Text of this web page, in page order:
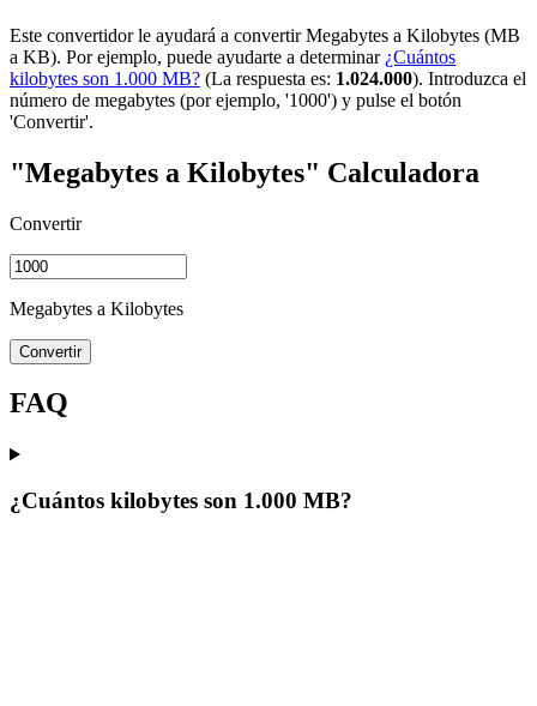
Este convertidor le ayudará a convertir Megabytes a Kilobytes (MB
a KB). Por ejemplo, puede ayudarte a determinar ¿Cuántos
kilobytes son 1.000 MB? (La respuesta es: 1.024.000). Introduzca el
número de megabytes (por ejemplo, '1000') y pulse el botón
'Convertir'.
"Megabytes a Kilobytes" Calculadora
Convertir
Megabytes a Kilobytes
Convertir
FAQ
¿Cuántos kilobytes son 1.000 MB?